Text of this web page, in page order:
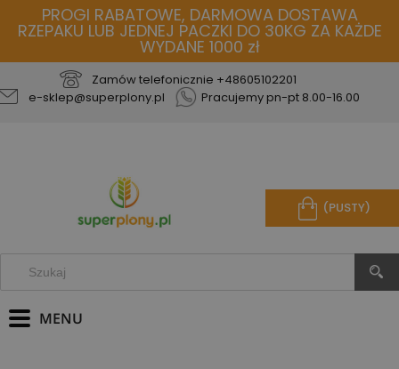
PROGI RABATOWE, DARMOWA DOSTAWA
RZEPAKU LUB JEDNEJ PACZKI DO 30KG ZA KAŻDE
WYDANE 1000 zł
Zamów telefonicznie +48605102201
e-sklep@superplony.pl
Pracujemy pn-pt 8.00-16.00
(PUSTY)